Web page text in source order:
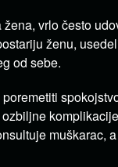
vrlo često
ženu,
od sebe.
muškarac,